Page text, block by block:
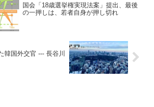
国会「18歳選挙権実現法案」提出、最後
の一押しは、若者自身が押し切れ
韓国外交官 --- 長谷川